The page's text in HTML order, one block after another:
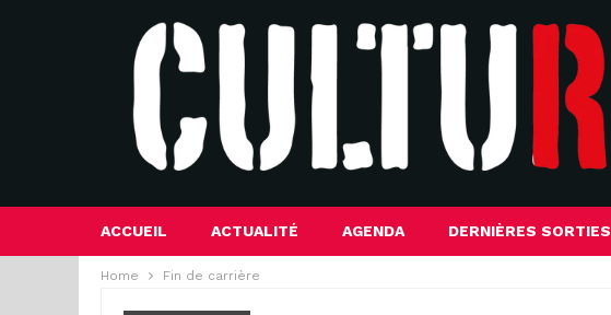
ACCUEIL ACTUALITÉ AGENDA DERNIÈRES SORTIES
Home Fin de carrière